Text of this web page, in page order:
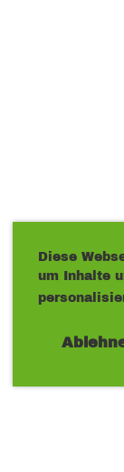
Diese
um Inhalte